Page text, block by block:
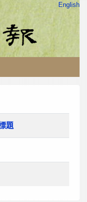
English
題